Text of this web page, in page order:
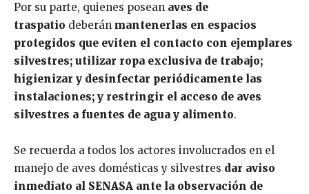
Por su parte, quienes posean aves de
traspatio deberán mantenerlas en espacios
protegidos que eviten el contacto con ejemplares
silvestres; utilizar ropa exclusiva de trabajo;
higienizar y desinfectar periódicamente las
instalaciones; y restringir el acceso de aves
silvestres a fuentes de agua y alimento.
Se recuerda a todos los actores involucrados en el
manejo de aves domésticas y silvestres dar aviso
inmediato al SENASA ante la observación de